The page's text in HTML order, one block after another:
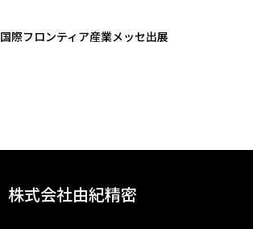
国際フロンティア産業メッセ出展
株式会社由紀精密